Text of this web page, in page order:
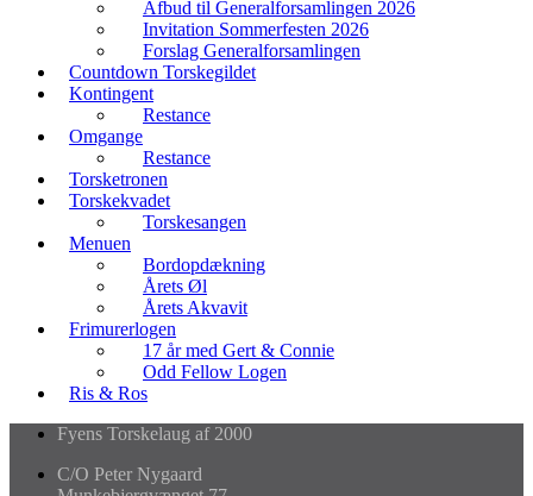
Afbud til Generalforsamlingen 2026
Invitation Sommerfesten 2026
Forslag Generalforsamlingen
Countdown Torskegildet
Kontingent
Restance
Omgange
Restance
Torsketronen
Torskekvadet
Torskesangen
Menuen
Bordopdækning
Årets Øl
Årets Akvavit
Frimurerlogen
17 år med Gert & Connie
Odd Fellow Logen
Ris & Ros
Fyens Torskelaug af 2000
C/O Peter Nygaard